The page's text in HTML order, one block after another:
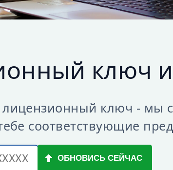
ключ
ключ - мы
соответствующие